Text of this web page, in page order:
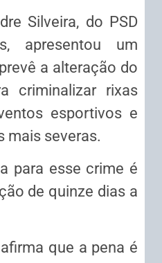
Silveira, do PSD
apresentou um
a alteração do
criminalizar rixas
esportivos e
mais severas.
para esse crime é
de quinze dias a
que a pena é